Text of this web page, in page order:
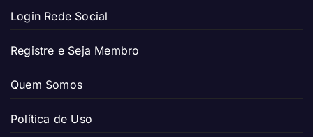
Login Rede Social
Registre e Seja Membro
Quem Somos
Política de Uso